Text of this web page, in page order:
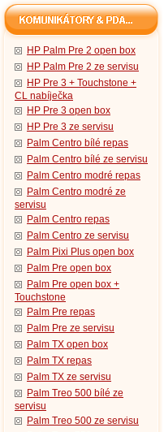
HP Palm Pre 2 open box
HP Palm Pre 2 ze servisu
HP Pre 3 + Touchstone +
CL nabíječka
HP Pre 3 open box
HP Pre 3 ze servisu
Palm Centro bílé repas
Palm Centro bílé ze servisu
Palm Centro modré repas
Palm Centro modré ze
servisu
Palm Centro repas
Palm Centro ze servisu
Palm Pixi Plus open box
Palm Pre open box
Palm Pre open box +
Touchstone
Palm Pre repas
Palm Pre ze servisu
Palm TX open box
Palm TX repas
Palm TX ze servisu
Palm Treo 500 bílé ze
servisu
Palm Treo 500 ze servisu